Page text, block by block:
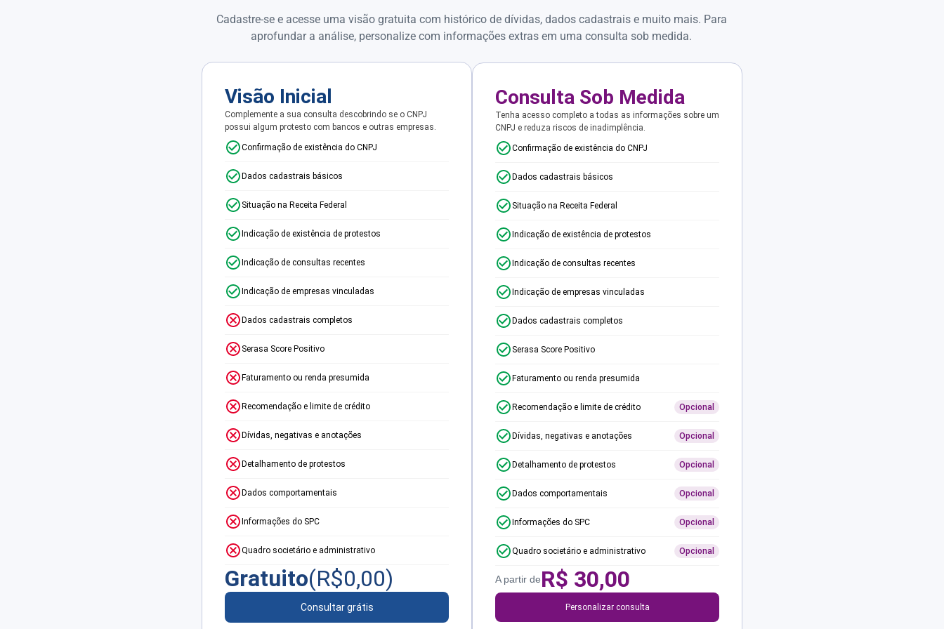
Cadastre-se e acesse uma visão gratuita com histórico de dívidas, dados cadastrais e muito mais. Para
aprofundar a análise, personalize com informações extras em uma consulta sob medida.
Visão Inicial
Complemente a sua consulta descobrindo se o CNPJ
possui algum protesto com bancos e outras empresas.
Confirmação de existência do CNPJ
Dados cadastrais básicos
Situação na Receita Federal
Indicação de existência de protestos
Indicação de consultas recentes
Indicação de empresas vinculadas
Dados cadastrais completos
Serasa Score Positivo
Faturamento ou renda presumida
Recomendação e limite de crédito
Dívidas, negativas e anotações
Detalhamento de protestos
Dados comportamentais
Informações do SPC
Quadro societário e administrativo
Gratuito(R$0,00)
Consultar grátis
Consulta Sob Medida
Tenha acesso completo a todas as informações sobre um
CNPJ e reduza riscos de inadimplência.
Confirmação de existência do CNPJ
Dados cadastrais básicos
Situação na Receita Federal
Indicação de existência de protestos
Indicação de consultas recentes
Indicação de empresas vinculadas
Dados cadastrais completos
Serasa Score Positivo
Faturamento ou renda presumida
Recomendação e limite de crédito Opcional
Dívidas, negativas e anotações Opcional
Detalhamento de protestos Opcional
Dados comportamentais Opcional
Informações do SPC Opcional
Quadro societário e administrativo Opcional
A partir deR$ 30,00
Personalizar consulta